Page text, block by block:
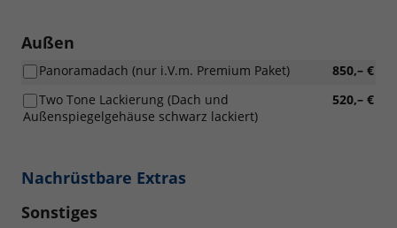
Außen
850,– €
Panoramadach (nur i.V.m. Premium Paket)
520,– €
Two Tone Lackierung (Dach und
Außenspiegelgehäuse schwarz lackiert)
Nachrüstbare Extras
Sonstiges